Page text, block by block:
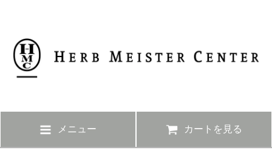
メニュー カートを見る